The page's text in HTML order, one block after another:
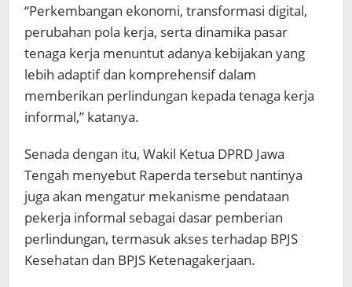
“Perkembangan ekonomi, transformasi digital,
perubahan pola kerja, serta dinamika pasar
tenaga kerja menuntut adanya kebijakan yang
lebih adaptif dan komprehensif dalam
memberikan perlindungan kepada tenaga kerja
informal,” katanya.
Senada dengan itu, Wakil Ketua DPRD Jawa
Tengah menyebut Raperda tersebut nantinya
juga akan mengatur mekanisme pendataan
pekerja informal sebagai dasar pemberian
perlindungan, termasuk akses terhadap BPJS
Kesehatan dan BPJS Ketenagakerjaan.